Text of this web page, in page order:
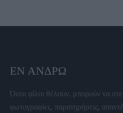
ΕΝ ΆΝΔΡΩ
Όσοι φίλοι θέλουν, μπορούν να
φωτογραφίες, παρατηρήσεις,